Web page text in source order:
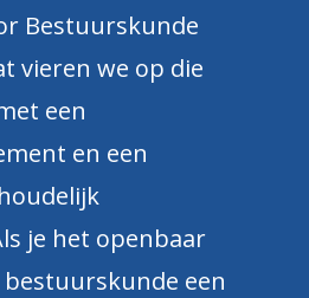
Bestuurskunde
vieren we op die
een
en een
je het openbaar
een